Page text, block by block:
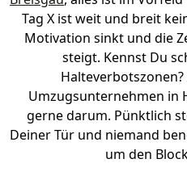
Tag X ist weit und breit
Motivation sinkt und die
steigt. Kennst Du
Umzugsunternehmen in
gerne darum. Pünktlich
Deiner Tür und niemand
um den